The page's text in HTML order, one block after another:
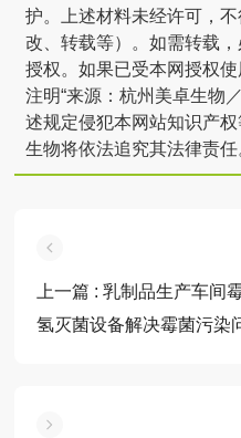
护。上述材料未经许可，
改、转载等）。如需转载
授权。如果已受本网授权
注明“来源：杭州美卓生物
述规定侵犯本网站知识产
生物将依法追究其法律责任
上一篇 : 乳制品生产车间
氢灭菌设备解决霉菌污染